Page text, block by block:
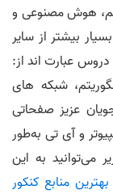
هوش مصنوعی و
بیشتر از سایر
عبارت اند از:
شبکه های
عزیز صفحاتی
و آی تی به‌طور
می‌توانید به این
بهترین منابع کنکور